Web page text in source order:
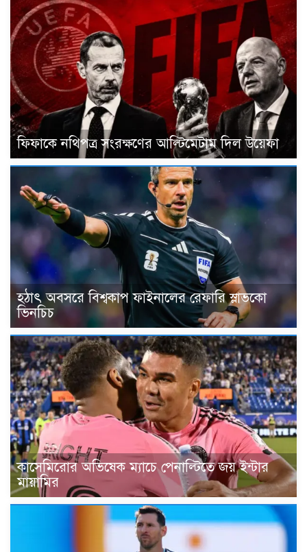
ফিফাকে নথিপত্র সংরক্ষণের আল্টিমেটাম দিল উয়েফা
হঠাৎ অবসরে বিশ্বকাপ ফাইনালের রেফারি স্লাভকো
ভিনচিচ
কাসেমিরোর অভিষেক ম্যাচে পেনাল্টিতে জয় ইন্টার
মায়ামির